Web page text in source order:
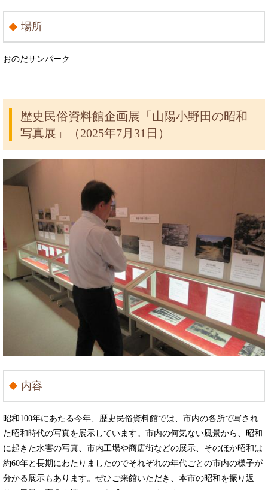
場所
おのだサンパーク
歴史民俗資料館企画展「山陽小野田の昭和
写真展」（2025年7月31日）
内容
昭和100年にあたる今年、歴史民俗資料館では、市内の各所で写され
た昭和時代の写真を展示しています。市内の何気ない風景から、昭和
に起きた水害の写真、市内工場や商店街などの展示、そのほか昭和は
約60年と長期にわたりましたのでそれぞれの年代ごとの市内の様子が
分かる展示もあります。ぜひご来館いただき、本市の昭和を振り返